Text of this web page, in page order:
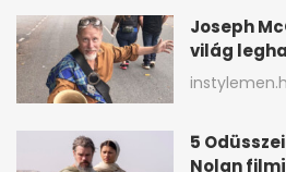
Joseph
világ
lett
5
Nolan